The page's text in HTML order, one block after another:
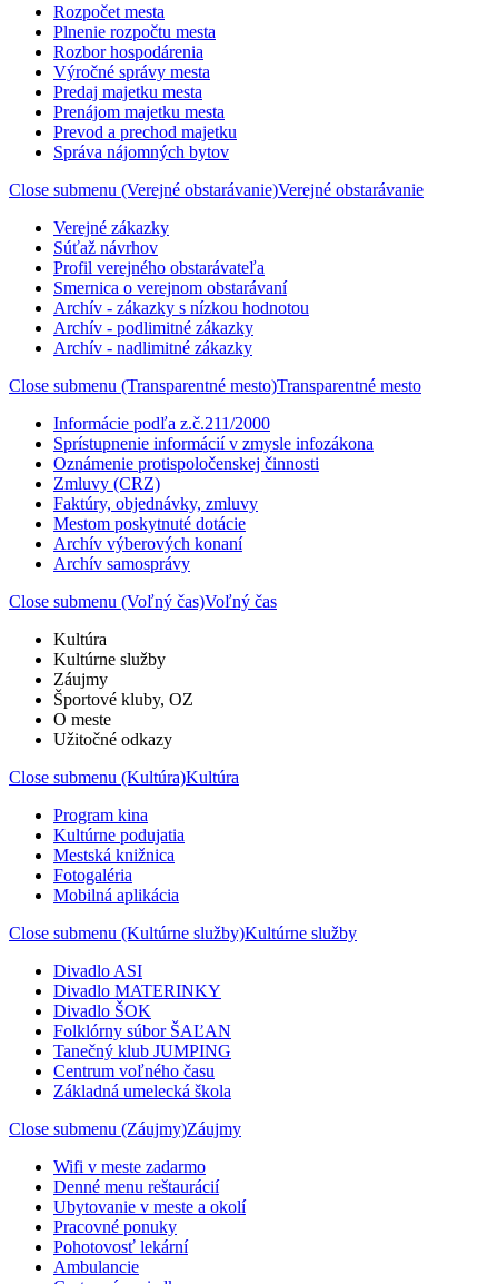
Rozpočet mesta
Plnenie rozpočtu mesta
Rozbor hospodárenia
Výročné správy mesta
Predaj majetku mesta
Prenájom majetku mesta
Prevod a prechod majetku
Správa nájomných bytov
Close submenu (Verejné obstarávanie)Verejné obstarávanie
Verejné zákazky
Súťaž návrhov
Profil verejného obstarávateľa
Smernica o verejnom obstarávaní
Archív - zákazky s nízkou hodnotou
Archív - podlimitné zákazky
Archív - nadlimitné zákazky
Close submenu (Transparentné mesto)Transparentné mesto
Informácie podľa z.č.211/2000
Sprístupnenie informácií v zmysle infozákona
Oznámenie protispoločenskej činnosti
Zmluvy (CRZ)
Faktúry, objednávky, zmluvy
Mestom poskytnuté dotácie
Archív výberových konaní
Archív samosprávy
Close submenu (Voľný čas)Voľný čas
Kultúra
Kultúrne služby
Záujmy
Športové kluby, OZ
O meste
Užitočné odkazy
Close submenu (Kultúra)Kultúra
Program kina
Kultúrne podujatia
Mestská knižnica
Fotogaléria
Mobilná aplikácia
Close submenu (Kultúrne služby)Kultúrne služby
Divadlo ASI
Divadlo MATERINKY
Divadlo ŠOK
Folklórny súbor ŠAĽAN
Tanečný klub JUMPING
Centrum voľného času
Základná umelecká škola
Close submenu (Záujmy)Záujmy
Wifi v meste zadarmo
Denné menu reštaurácií
Ubytovanie v meste a okolí
Pracovné ponuky
Pohotovosť lekární
Ambulancie